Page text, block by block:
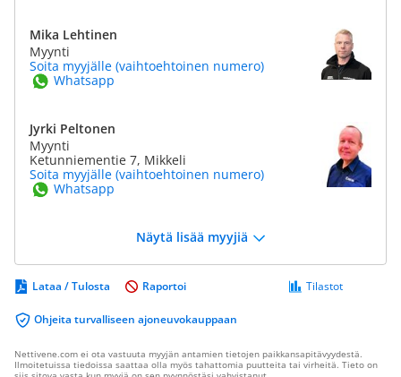
Mika Lehtinen
Myynti
Soita myyjälle (vaihtoehtoinen numero)
Whatsapp
Jyrki Peltonen
Myynti
Ketunniementie 7, Mikkeli
Soita myyjälle (vaihtoehtoinen numero)
Whatsapp
Näytä lisää myyjiä
Lataa / Tulosta
Ohjeita turvalliseen ajoneuvokauppaan
Tilastot
Raportoi
Nettivene.com ei ota vastuuta myyjän antamien tietojen paikkansapitävyydestä.
Ilmoitetuissa tiedoissa saattaa olla myös tahattomia puutteita tai virheitä. Tieto on